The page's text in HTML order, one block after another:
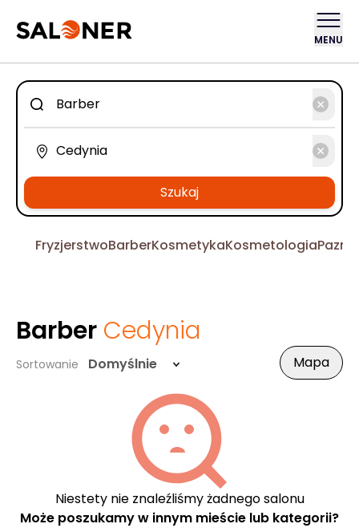
MENU
Szukaj
FryzjerstwoBarberKosmetykaKosmetologia
Barber Cedynia
Sortowanie Domyślnie Mapa
Niestety nie znaleźliśmy żadnego salonu
Może poszukamy w innym mieście lub kategorii?